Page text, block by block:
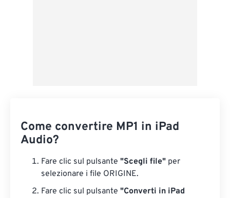
Come convertire MP1 in iPad
Audio?
Fare clic sul pulsante "Scegli file" per
selezionare i file ORIGINE.
Fare clic sul pulsante "Converti in iPad